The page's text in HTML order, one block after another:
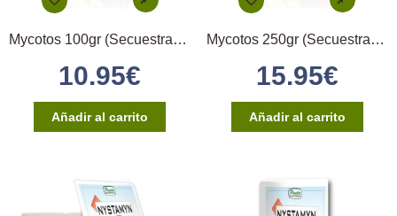
Mycotos 100gr (Secuestrante de Micotoxinas)
10.95€
Añadir al carrito
Mycotos 250gr (Secuestrante de Micotoxinas)
15.95€
Añadir al carrito